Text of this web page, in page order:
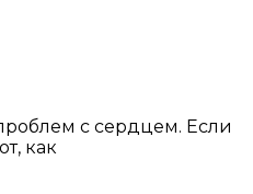
с сердцем. Если
как